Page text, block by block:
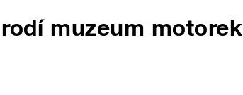
muzeum motorek